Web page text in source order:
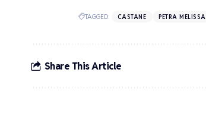
TAGGED: CASTANE PETRA MELISSA
Share This Article